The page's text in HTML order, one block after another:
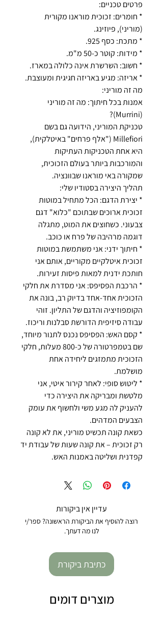
פרטים טכניים:
* חומרים: זכוכית מוראנו מקורית
(מוריני), פיוזינג.
* מתכת: כסף 925.
* מידות: קוטר כ-50 מ"מ.
* חשוב: השרשרת אינה כלולה במארז.
* אריזה: מגיע באריזה חגיגית ומעוצבת.
מה זה מוריני:
אמנות בכל חיתוך: מה זה מוריני
(Murrini)?
טכניקת המוריני, הידועה גם בשם
Millefiori ("אלף פרחים" באיטלקית),
היא אחת הטכניקות העתיקות
והמורכבות ביותר בעולם הזכוכית,
שמקורה באי מוראנו שבוונציה.
תהליך היצירה בסטודיו שלי:
* יצירת הדגם: הכל מתחיל במוטות
זכוכית ארוכים שבתוכם "כלוא" דגם
צבעוני. כשחוצים את המוט, מתגלה
דוגמה מרהיבה של פרח או כוכב.
* חיתוך ידני: אני משתמשת במוטות
זכוכית איטלקיים מקוריים, אותם אני
חותכת ידנית למאות פיסות זעירות.
* הרכבת הפסיפס: אני מסדרת את חלקי
הזכוכית אחד-אחד בדיוק רב, בונה את
הקומפוזיציה והדגם של התליון. זוהי
עבודה סיזיפית הדורשת סבלנות וריכוז.
* קסם האש: הפסיפס נכנס לתנור מיוחד,
שם בטמפרטורה של כ-800 מעלות, חלקי
הזכוכית מתמזגים ליחידה אחת
מושלמת.
* ליטוש סופי: לאחר קירור איטי, אני
מלטשת ומבריקה את היצירה כדי
להעניק לה מגע משי ולחשוף את עומק
הצבעים המדהים.
כשאת קונה תכשיט מוריני, את לא קונה
רק זכוכית – את קונה שעות של עבודת יד
קפדנית ושליטה באמנות האש.
עדיין אין ביקורות
רוצה להוסיף את הביקורת הראשונה? ספר/י
לנו מה דעתך.
כתיבת ביקורת
מוצרים דומים